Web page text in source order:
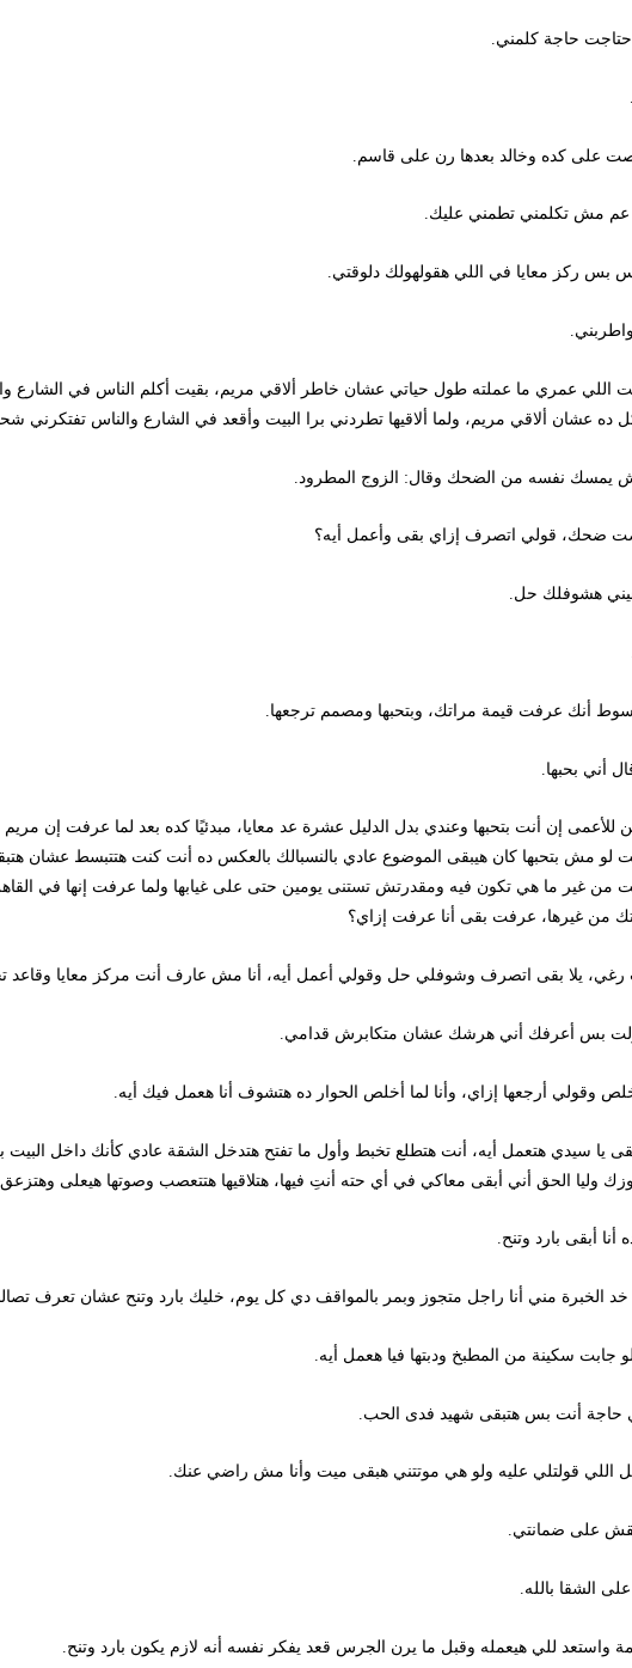
حاجة كلمني.
على كده وخالد بعدها رن على قاسم.
مش تكلمني تطمني عليك.
ركز معايا في اللي هقولهولك دلوقتي.
اللي عمري ما عملته طول حياتي عشان خاطر ألاقي مريم، بقيت أكلم الناس في الشارع
ألاقي مريم، ولما ألاقيها تطردني برا البيت وأقعد في الشارع والناس تفتكرني شحات
نفسه من الضحك وقال: الزوج المطرود.
قولي اتصرف إزاي بقى وأعمل أيه؟
هشوفلك حل.
أنك عرفت قيمة مراتك، وبتحبها ومصمم ترجعها.
بحبها.
إن أنت بتحبها وعندي بدل الدليل عشرة عد معايا، مبدئيًا كده بعد لما عرفت إن مريم
مش بتحبها كان هيبقى الموضوع عادي بالنسبالك بالعكس ده أنت كنت هتتبسط عشان
غير ما هي تكون فيه ومقدرتش تستنى يومين حتى على غيابها ولما عرفت إنها في
من غيرها، عرفت بقى أنا عرفت إزاي؟
يلا بقى اتصرف وشوفلي حل وقولي أعمل أيه، أنا مش عارف أنت مركز معايا وقاعد تحلل
بس أعرفك أني هرشك عشان متكابرش قدامي.
أرجعها إزاي، وأنا لما أخلص الحوار ده هتشوف أنا هعمل فيك أيه.
سيدي هتعمل أيه، أنت هتطلع تخبط وأول ما تفتح هتدخل الشقة عادي كأنك داخل البيت
وليا الحق أني أبقى معاكي في أي حته أنتِ فيها، هتلاقيها هتتعصب وصوتها هيعلى
بارد وتنح.
مني أنا راجل متجوز وبمر بالمواقف دي كل يوم، خليك بارد وتنح عشان تعرف تصالحها.
سكينة من المطبخ ودبتها فيا هعمل أيه.
أنت بس هتبقى شهيد فدى الحب.
قولتلي عليه ولو هي موتتني هبقى ميت وأنا مش راضي عنك.
على ضمانتي.
بالله.
للي هيعمله وقبل ما يرن الجرس قعد يفكر نفسه أنه لازم يكون بارد وتنح.